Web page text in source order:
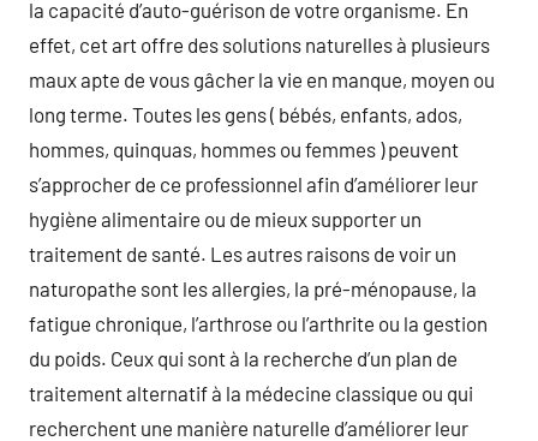
la capacité d’auto-guérison de votre organisme. En
effet, cet art offre des solutions naturelles à plusieurs
maux apte de vous gâcher la vie en manque, moyen ou
long terme. Toutes les gens ( bébés, enfants, ados,
hommes, quinquas, hommes ou femmes ) peuvent
s’approcher de ce professionnel afin d’améliorer leur
hygiène alimentaire ou de mieux supporter un
traitement de santé. Les autres raisons de voir un
naturopathe sont les allergies, la pré-ménopause, la
fatigue chronique, l’arthrose ou l’arthrite ou la gestion
du poids. Ceux qui sont à la recherche d’un plan de
traitement alternatif à la médecine classique ou qui
recherchent une manière naturelle d’améliorer leur